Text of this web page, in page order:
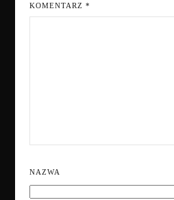
KOMENTARZ *
NAZWA